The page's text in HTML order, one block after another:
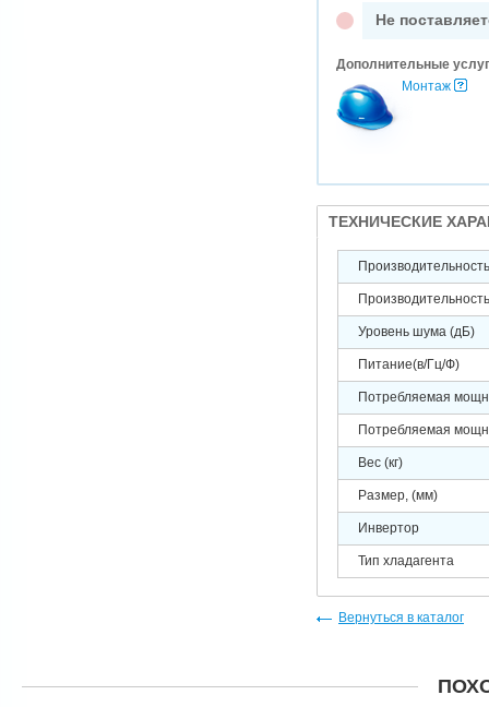
Не
Дополнительные
Монтаж
ТЕХНИЧЕСКИЕ
Уровень шума (дБ)
Питание(в/Гц/Ф)
Потребляемая
Потребляемая
Вес (кг)
Размер, (мм)
Инвертор
Тип хладагента
Вернуться в каталог